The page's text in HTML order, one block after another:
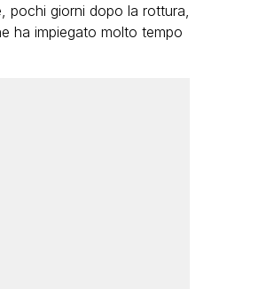
pochi giorni dopo la rottura,
ha impiegato molto tempo